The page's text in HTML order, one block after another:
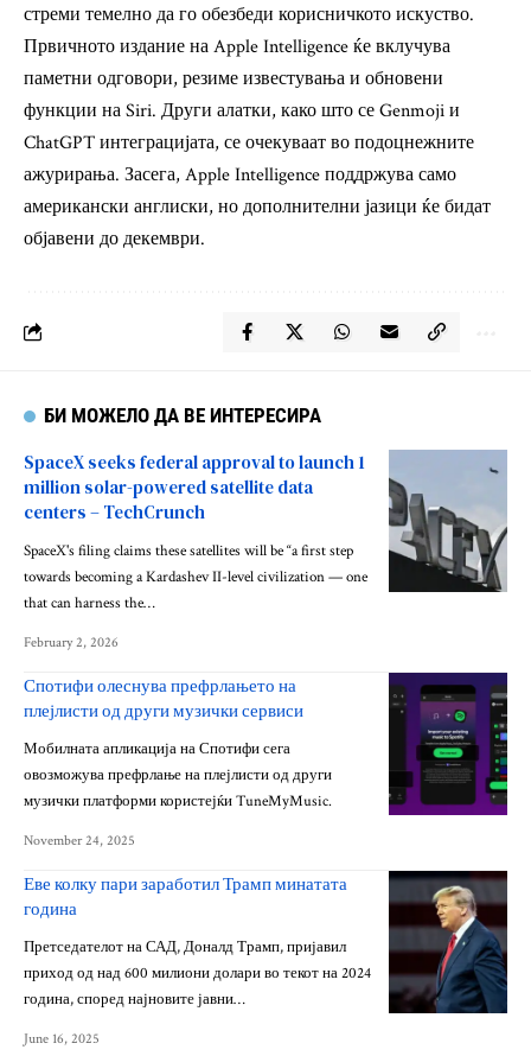
стреми темелно да го обезбеди корисничкото искуство.
Првичното издание на Apple Intelligence ќе вклучува
паметни одговори, резиме известувања и обновени
функции на Siri. Други алатки, како што се Genmoji и
ChatGPT интеграцијата, се очекуваат во подоцнежните
ажурирања. Засега, Apple Intelligence поддржува само
американски англиски, но дополнителни јазици ќе бидат
објавени до декември.
БИ МОЖЕЛО ДА ВЕ ИНТЕРЕСИРА
SpaceX seeks federal approval to launch 1
million solar-powered satellite data
centers – TechCrunch
SpaceX's filing claims these satellites will be “a first step
towards becoming a Kardashev II-level civilization — one
that can harness the…
February 2, 2026
Спотифи олеснува префрлањето на
плејлисти од други музички сервиси
Мобилната апликација на Спотифи сега
овозможува префрлање на плејлисти од други
музички платформи користејќи TuneMyMusic.
November 24, 2025
Еве колку пари заработил Трамп минатата
година
Претседателот на САД, Доналд Трамп, пријавил
приход од над 600 милиони долари во текот на 2024
година, според најновите јавни…
June 16, 2025